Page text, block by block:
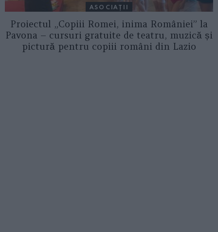
ASOCIAŢII
Proiectul „Copiii Romei, inima României” la
Pavona – cursuri gratuite de teatru, muzică și
pictură pentru copiii români din Lazio